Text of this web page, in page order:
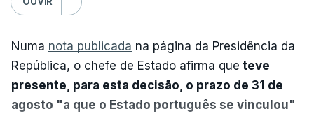
Numa nota publicada na página da Presidência da
República, o chefe de Estado afirma que teve
presente, para esta decisão, o prazo de 31 de
agosto "a que o Estado português se vinculou"